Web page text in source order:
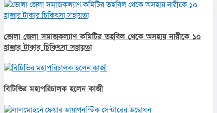
ভোলা জেলা সমাজকল্যাণ কমিটির তহবিল থেকে অসহায় নারীকে ১০
হাজার টাকার চিকিৎসা সহায়তা
বিটিভির মহাপরিচালক হলেন কাজী